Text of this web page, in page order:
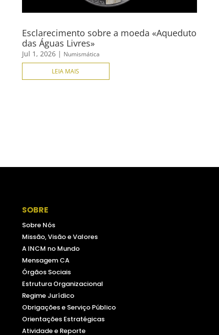
Esclarecimento sobre a moeda «Aqueduto
das Águas Livres»
Jul 1, 2026| Numismática
LEIA MAIS
SOBRE
Sobre Nós
Missão, Visão e Valores
A INCM no Mundo
Mensagem CA
Órgãos Sociais
Estrutura Organizacional
Regime Jurídico
Obrigações e Serviço Público
Orientações Estratégicas
Atividade e Reporte